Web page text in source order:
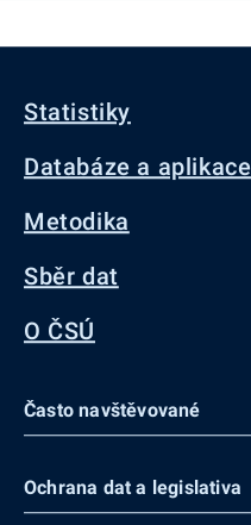
Statistiky
Databáze a aplikace
Metodika
Sběr dat
O ČSÚ
Často navštěvované
Ochrana dat a legislativa